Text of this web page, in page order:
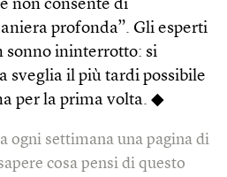
non consente di
profonda”. Gli esperti
sonno ininterrotto: si
sveglia il più tardi possibile
per la prima volta. ◆
ogni settimana una pagina di
cosa pensi di questo